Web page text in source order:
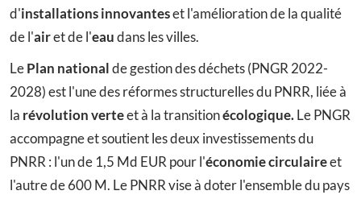
d'installations innovanteset l'amélioration de la qualité
de l'airet de l'eaudans les villes.
LePlan nationalde gestion des déchets (PNGR 2022-
2028) est l'une des réformes structurelles du PNRR, liée à
la révolution verteet à la transitionécologique.Le PNGR
accompagne et soutient les deux investissements du
PNRR : l'un de 1,5 Md EUR pour l'économie circulaireet
l'autre de 600 M. Le PNRR vise à doter l'ensemble du pays